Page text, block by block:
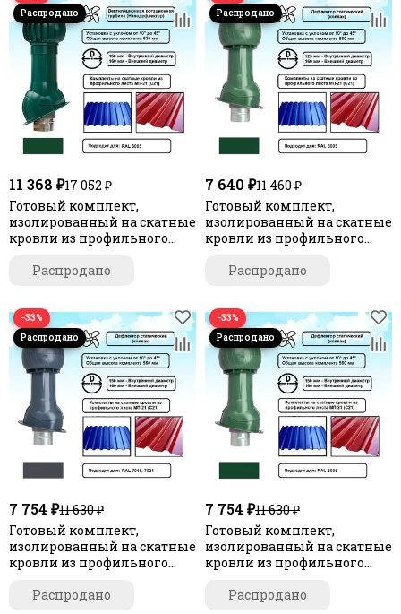
11 368 ₽17 052 ₽
Готовый комплект,
изолированный на скатные
кровли из профильного
мм, цвет зеленый RAL 6005,
Распродано
7 640 ₽11 460 ₽
Готовый комплект,
изолированный на скатные
кровли из профильного
мм, цвет зеленый RAL 6005,
Распродано
−33%
7 754 ₽11 630 ₽
Готовый комплект,
изолированный на скатные
кровли из профильного
мм, цвет серый графит RAL
Распродано
−33%
7 754 ₽11 630 ₽
Готовый комплект,
изолированный на скатные
кровли из профильного
мм, цвет зеленый RAL 6005,
Распродано